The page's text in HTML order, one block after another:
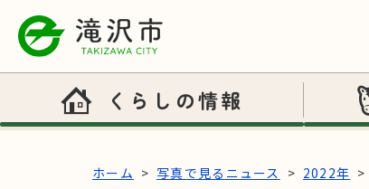
本文へスキップ
くらしの情報
ホーム 写真で見るニュース 2022年